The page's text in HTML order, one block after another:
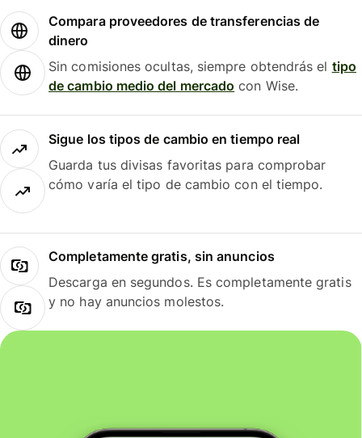
Compara proveedores de transferencias de
dinero
Sin comisiones ocultas, siempre obtendrás el tipo
de cambio medio del mercado con Wise.
Sigue los tipos de cambio en tiempo real
Guarda tus divisas favoritas para comprobar
cómo varía el tipo de cambio con el tiempo.
Completamente gratis, sin anuncios
Descarga en segundos. Es completamente gratis
y no hay anuncios molestos.